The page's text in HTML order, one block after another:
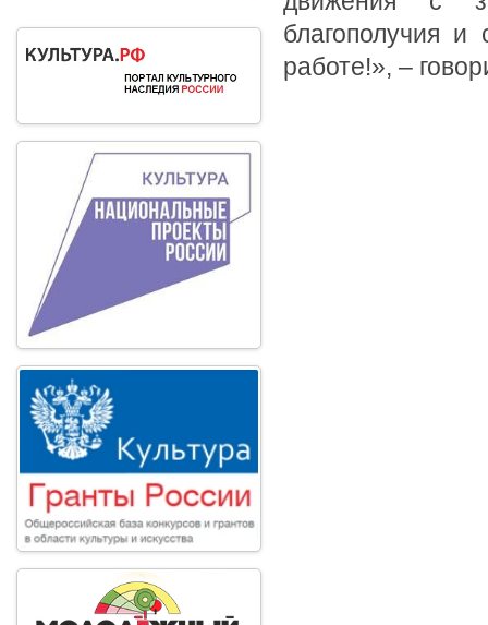
благополучия и
работе!», –